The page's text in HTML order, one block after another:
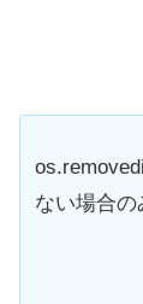
ない場合